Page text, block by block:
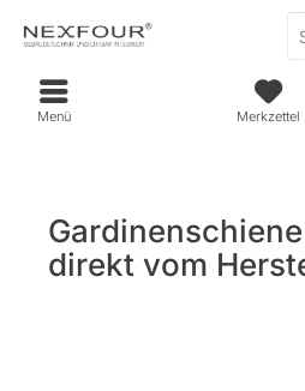
Merkzettel
Menü
direkt vom